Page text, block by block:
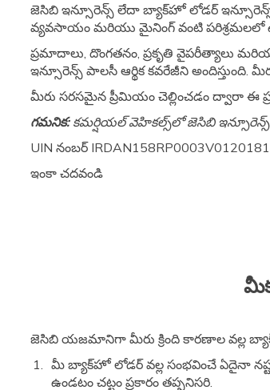
జెసిబి ఇన్సూరెన్స్ లేదా బ్యాక్‌హో లోడర్
వ్యవసాయం మరియు మైనింగ్ వంటి పరిశ్రమలలో
ప్రమాదాలు, దొంగతనం, ప్రకృతి వైపరీత్యాలు
ఇన్సూరెన్స్ పాలసీ ఆర్థిక కవరేజీని
మీరు సరసమైన ప్రీమియం చెల్లించడం ద్వారా ఈ
గమనిక:కమర్షియల్ వెహికల్స్‌లో జెసిబి
UIN నంబర్
ఇంకా చదవండి
జెసిబి యజమానిగా మీరు క్రింది కారణాల వల్ల
మీ బ్యాక్‌హో లోడర్ వల్ల సంభవించే ఏదైనా
ఉండటం చట్టం ప్రకారం తప్పనిసరి.